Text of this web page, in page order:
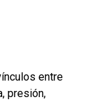
entre
presión,